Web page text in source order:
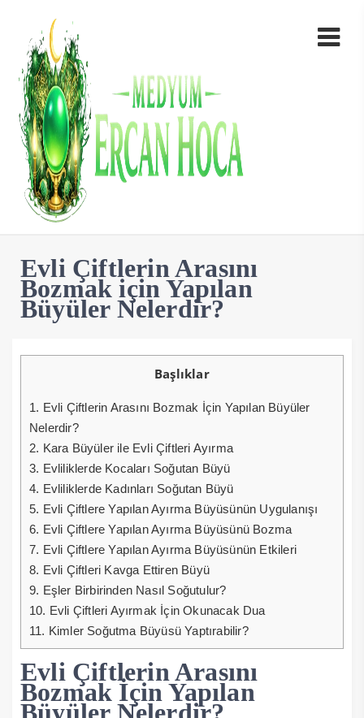
Evli Çiftlerin Arasını
Bozmak için Yapılan
Büyüler Nelerdir?
Başlıklar
1. Evli Çiftlerin Arasını Bozmak İçin Yapılan Büyüler
Nelerdir?
2. Kara Büyüler ile Evli Çiftleri Ayırma
3. Evliliklerde Kocaları Soğutan Büyü
4. Evliliklerde Kadınları Soğutan Büyü
5. Evli Çiftlere Yapılan Ayırma Büyüsünün Uygulanışı
6. Evli Çiftlere Yapılan Ayırma Büyüsünü Bozma
7. Evli Çiftlere Yapılan Ayırma Büyüsünün Etkileri
8. Evli Çiftleri Kavga Ettiren Büyü
9. Eşler Birbirinden Nasıl Soğutulur?
10. Evli Çiftleri Ayırmak İçin Okunacak Dua
11. Kimler Soğutma Büyüsü Yaptırabilir?
Evli Çiftlerin Arasını
Bozmak İçin Yapılan
Büyüler Nelerdir?